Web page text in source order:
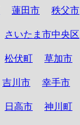
蓮田市 秩父市
さいたま市中央区
松伏町 草加市
吉川市 幸手市
日高市 神川町